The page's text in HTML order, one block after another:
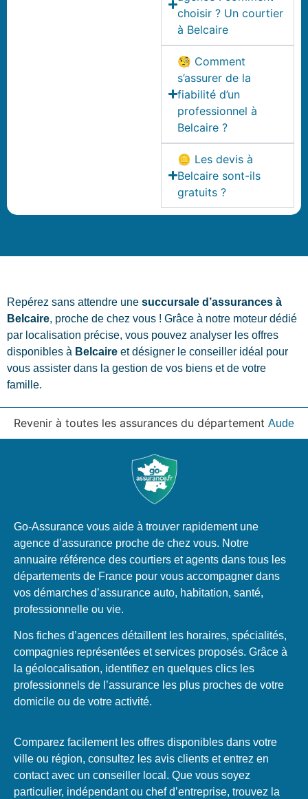
choisir ? Un courtier
à Belcaire
🧐 Comment
s’assurer de la
fiabilité d’un
professionnel à
Belcaire ?
🪙 Les devis à
Belcaire sont-ils
gratuits ?
Repérez sans attendre une succursale d’assurances à
Belcaire, proche de chez vous ! Grâce à notre moteur dédié
par localisation précise, vous pouvez analyser les offres
disponibles à Belcaire et désigner le conseiller idéal pour
vous assister dans la gestion de vos biens et de votre
famille.
Revenir à toutes les assurances du département Aude
Go-Assurance vous aide à trouver rapidement une
agence d’assurance proche de chez vous. Notre
annuaire référence des courtiers et agents dans tous les
départements de France pour vous accompagner dans
vos démarches d’assurance auto, habitation, santé,
professionnelle ou vie.
Nos fiches d’agences détaillent les horaires, spécialités,
compagnies représentées et services proposés. Grâce à
la géolocalisation, identifiez en quelques clics les
professionnels de l’assurance les plus proches de votre
domicile ou de votre activité.
Comparez facilement les offres disponibles dans votre
ville ou région, consultez les avis clients et entrez en
contact avec un conseiller local. Que vous soyez
particulier, indépendant ou chef d’entreprise, trouvez la